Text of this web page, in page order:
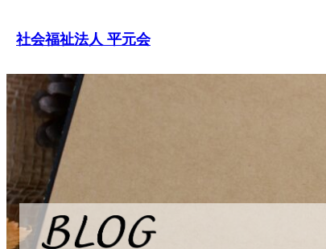
容
ス
キ
プ
社会福祉法人 平元会